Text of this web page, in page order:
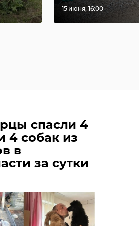
15 июня, 16:00
спасли 4
4 собак из
в
за сутки